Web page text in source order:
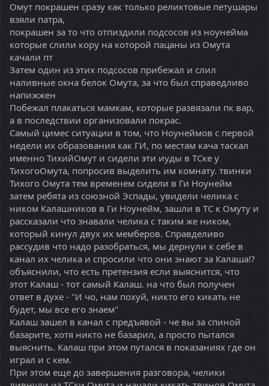
Омут покрашен сразу как только реликтовые петушары
взяли патра,
покрашен за то что отпиздили подсосов из ноунейма
которые слили кору на которой пацаны из Омута
качали пт
Затем один из этих подсосов прибежал и слил
наливные окна белок Омута, за что был справедливо
напижжен
Побежал плакаться мамкам, которые развязали пк вар,
а в последствии организовали покрас.
Самый цимес ситуации в том, что Ноунеймов с первой
недели их образования как ГИ, по местам кача таскал
именно ТихийОмут и сидели эти иуды в ТСке у
ТихогоОмута, попросив выделить им комнату. твинки
Тихого Омута тем временем сидели в Ги Ноунейм
затем ребята из союзной Эспады, увидели челика с
ником Калашников в Ги Ноунейм, зашли в ТС к Омуту и
рассказали что знавали челика с таким же ником,
который кинул двух их мемберов. Справделиво
рассудив что надо разобраться, мы дернули к себе в
канал их челика и спросили что они знают за Калаша!?
объяснили, что есть претензия если выяснится, что
этот Калаш - тот самый Калаш. на что был получен
ответ в духе - "И чо, нам похуй, никто его кикать не
будет, мы все его знаем"
Калаш зашел в канал с предъявой - че вы за спиной
базарите, хотя никто не базарил, а просто пытался
выяснить. Калаш при этом путался в показаниях где он
играл и с кем.
При этом еще до завершения разговора, челики